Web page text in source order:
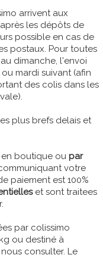
arrivent aux
les dépôts de
possible en cas de
postaux. Pour toutes
dimanche, l'envoi
mardi suivant (afin
des colis dans les
plus brefs delais et
boutique ou par
votre
paiement est 100%
et sont traitees
par colissimo
ou destiné à
consulter. Le